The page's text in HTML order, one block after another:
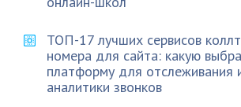
ТОП-17 лучших сервисов
номера для сайта: какую
платформу для отслеживания
аналитики звонков